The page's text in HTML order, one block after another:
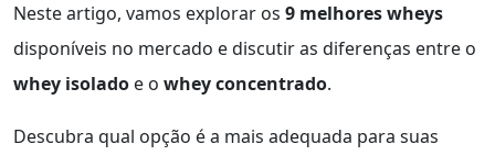
Neste artigo, vamos explorar os 9 melhores wheys
disponíveis no mercado e discutir as diferenças entre o
whey isolado e o whey concentrado.
Descubra qual opção é a mais adequada para suas